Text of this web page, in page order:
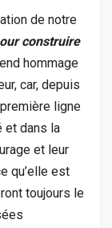
de notre
construire
hommage
car, depuis
ligne
et dans la
et leur
qu’elle est
toujours le